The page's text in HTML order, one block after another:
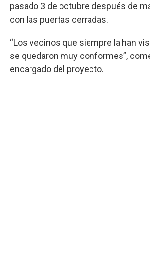
pasado 3 de octubre después de
con las puertas cerradas.
“Los vecinos que siempre la han
se quedaron muy conformes”,
encargado del proyecto.